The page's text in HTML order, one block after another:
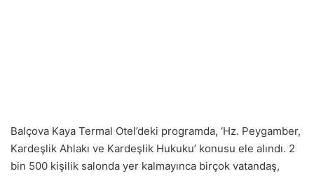
Balçova Kaya Termal Otel’deki programda, ‘Hz. Peygamber,
Kardeşlik Ahlakı ve Kardeşlik Hukuku’ konusu ele alındı. 2
bin 500 kişilik salonda yer kalmayınca birçok vatandaş,